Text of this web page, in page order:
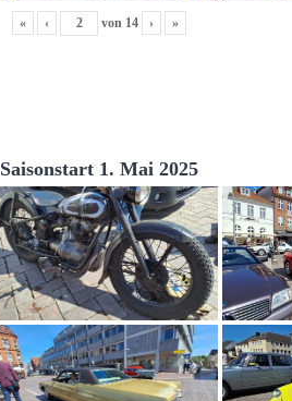
« ‹ von 14 › »
Saisonstart 1. Mai 2025